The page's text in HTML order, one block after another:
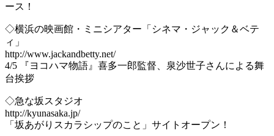
ース！
◇横浜の映画館・ミニシアター「シネマ・ジャック＆ベテ
ィ」
http://www.jackandbetty.net/
4/5 『ヨコハマ物語』喜多一郎監督、泉沙世子さんによる舞
台挨拶
◇急な坂スタジオ
http://kyunasaka.jp/
「坂あがりスカラシップのこと」サイトオープン！